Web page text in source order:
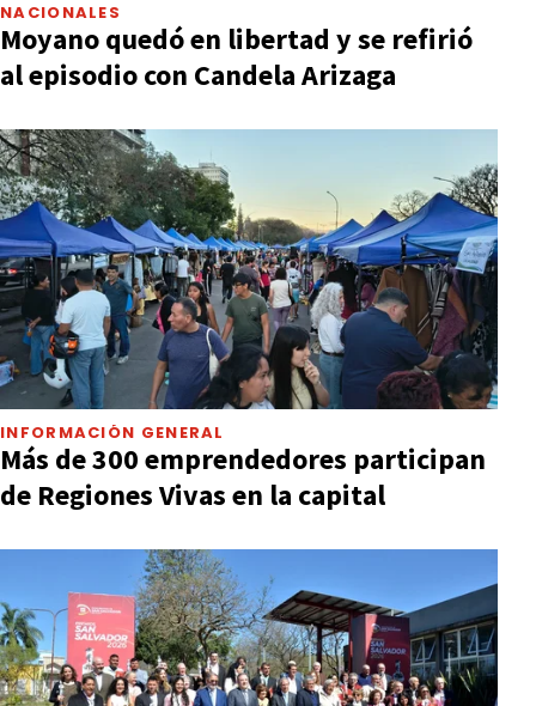
NACIONALES
Moyano quedó en libertad y se refirió
al episodio con Candela Arizaga
INFORMACIÓN GENERAL
Más de 300 emprendedores participan
de Regiones Vivas en la capital